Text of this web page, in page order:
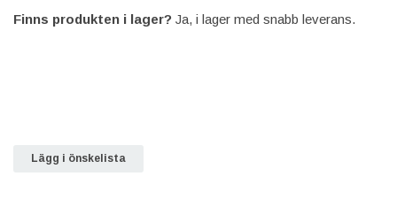
Finns produkten i lager? Ja, i lager med snabb leverans.
Lägg i önskelista